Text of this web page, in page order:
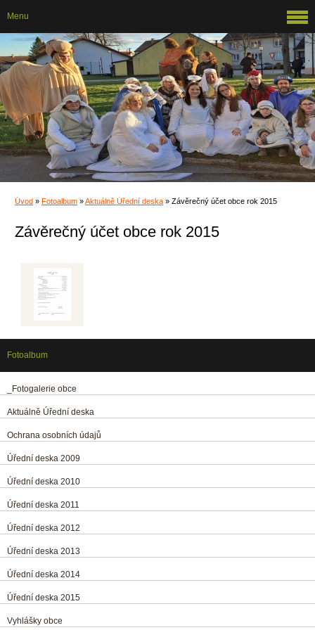
Úvod » Fotoalbum »Aktuálně Úřední deska » Závěrečný účet obce rok 2015
Závěrečný účet obce rok 2015
Menu
Fotoalbum
_Fotogalerie obce
Aktuálně Úřední deska
Ochrana osobních údajů
Úřední deska 2009
Úřední deska 2010
Úřední deska 2011
Úřední deska 2012
Úřední deska 2013
Úřední deska 2014
Úřední deska 2015
Vyhlášky obce